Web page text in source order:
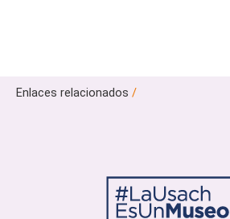
Enlaces relacionados /